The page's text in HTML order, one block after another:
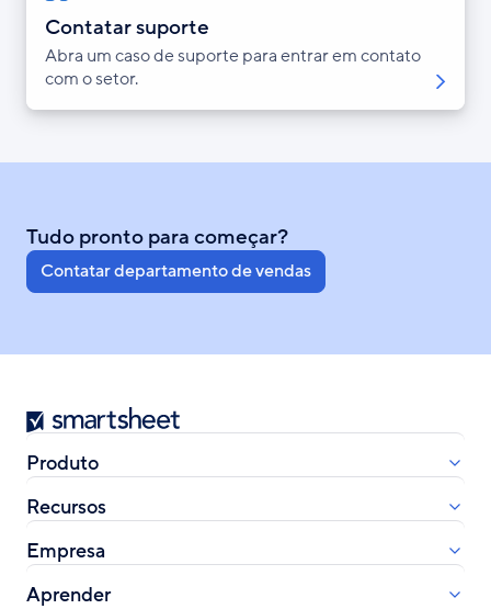
Contatar suporte
Abra um caso de suporte para entrar em contato
com o setor.
Tudo pronto para começar?
Contatar departamento de vendas
Smartsheet
Produto
Recursos
Empresa
Aprender